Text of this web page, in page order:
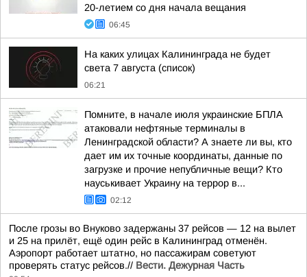
20-летием со дня начала вещания
06:45
На каких улицах Калининграда не будет
света 7 августа (список)
06:21
Помните, в начале июля украинские БПЛА
атаковали нефтяные терминалы в
Ленинградской области? А знаете ли вы, кто
дает им их точные координаты, данные по
загрузке и прочие непубличные вещи? Кто
науськивает Украину на террор в...
02:12
После грозы во Внуково задержаны 37 рейсов — 12 на вылет
и 25 на прилёт, ещё один рейс в Калининград отменён.
Аэропорт работает штатно, но пассажирам советуют
проверять статус рейсов.// Вести. Дежурная Часть